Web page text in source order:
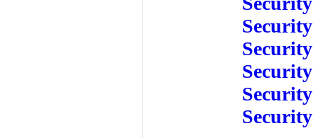
Security
Security
Security
Security
Security